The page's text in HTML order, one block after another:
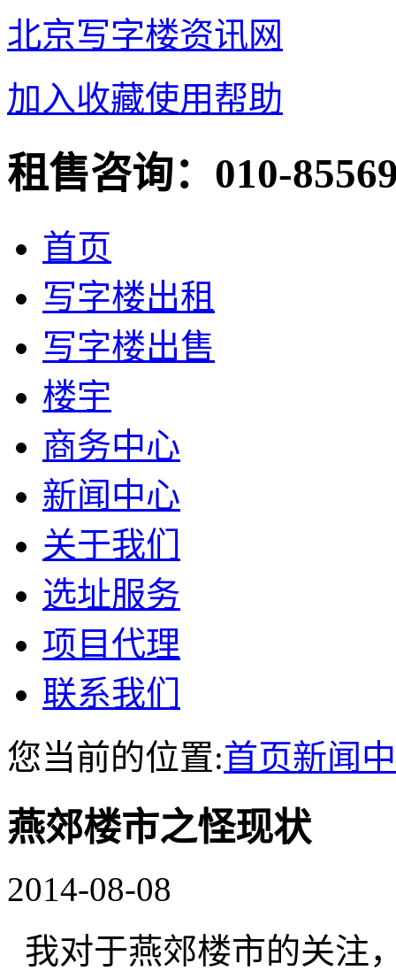
北京写字楼资讯网
加入收藏使用帮助
租售咨询： 010-
首页
写字楼出租
写字楼出售
楼宇
商务中心
新闻中心
关于我们
选址服务
项目代理
联系我们
您当前的位置:首页新闻
燕郊楼市之怪现状
2014-08-08
我对于燕郊楼市的关注